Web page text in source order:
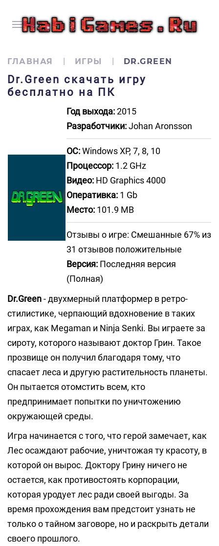
ГЛАВНАЯ ИГРЫ DR.GREEN
Dr.Green скачать игру
бесплатно на ПК
Год выхода:2015
Разработчики:Johan Aronsson
ОС:Windows XP, 7, 8, 10
Процессор: 1.2 GHz
Видео: HD Graphics 4000
Оперативка: 1 Gb
Место: 101.9 MB
Отзывы о игре: Смешанные 67% из
31 отзывов положительные
Версия: Последняя версия
(Полная)
Dr.Green- двухмерный платформер в ретро-
стилистике, черпающий вдохновение в таких
играх, как Megaman и Ninja Senki. Вы играете за
сироту, которого называют доктор Грин. Такое
прозвище он получил благодаря тому, что
спасает леса и другую растительность планеты.
Он пытается отомстить всем, кто
предпринимает попытки по уничтожению
окружающей среды.
Игра начинается с того, что герой замечает, как
Лес осаждают рабочие, уничтожая ту красоту, в
которой он вырос. Доктору Грину ничего не
остается, как противостоять корпорации,
которая уродует лес ради своей выгоды. За
время прохождения вам предстоит узнать не
только о тайном заговоре, но и раскрыть детали
своего прошлого.